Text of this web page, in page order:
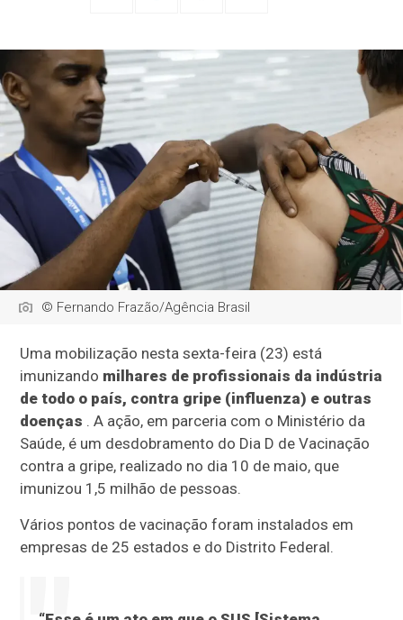
© Fernando Frazão/Agência Brasil
Uma mobilização nesta sexta-feira (23) está
imunizando milhares de profissionais da indústria
de todo o país, contra gripe (influenza) e outras
doenças . A ação, em parceria com o Ministério da
Saúde, é um desdobramento do Dia D de Vacinação
contra a gripe, realizado no dia 10 de maio, que
imunizou 1,5 milhão de pessoas.
Vários pontos de vacinação foram instalados em
empresas de 25 estados e do Distrito Federal.